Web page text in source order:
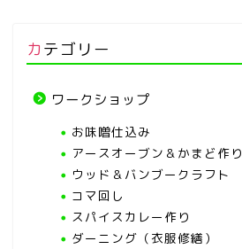
カテゴリー
ワークショップ
お味噌仕込み
アースオーブン＆かまど作り
ウッド＆バンブークラフト
コマ回し
スパイスカレー作り
ダーニング（衣服修繕）